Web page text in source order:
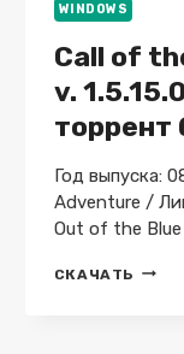
WINDOWS
Call of
v.
торрент
Год выпуска:
Adventure /
Out of the Blue
СКАЧАТЬ CALL